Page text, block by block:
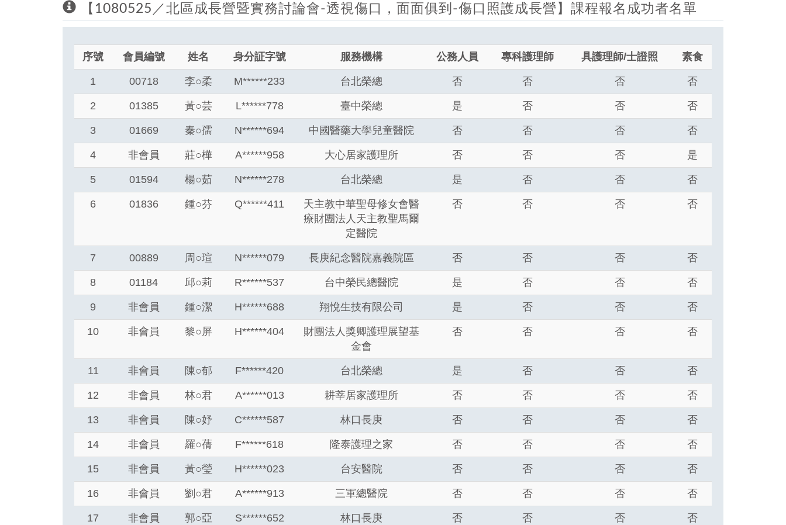
【1080525／北區成長營暨實務討論會-透視傷口，面面俱到-傷口照護成長營】課程報名成功者名單
序號 會員編號 姓名 身分証字號 服務機構 公務人員 專科護理師 具護理師/士證照 素食
1 00718 李○柔 M******233 台北榮總 否 否 否 否
2 01385 黃○芸 L******778 臺中榮總 是 否 否 否
3 01669 秦○孺 N******694 中國醫藥大學兒童醫院 否 否 否 否
4 非會員 莊○樺 A******958 大心居家護理所 否 否 否 是
5 01594 楊○茹 N******278 台北榮總 是 否 否 否
6 01836 鍾○芬 Q******411
天主教中華聖母修女會醫
療財團法人天主教聖馬爾
定醫院
否 否 否 否
7 00889 周 ○瑄 N******079 長庚紀念醫院嘉義院區 否 否 否 否
8 01184 邱○莉 R******537 台中榮民總醫院 是 否 否 否
9 非會員 鍾○潔 H******688 翔悅生技有限公司 是 否 否 否
10 非會員 黎○屏 H******404
財團法人獎卿護理展望基
金會
否 否 否 否
11 非會員 陳○郁 F******420 台北榮總 是 否 否 否
12 非會員 林○君 A******013 耕莘居家護理所 否 否 否 否
13 非會員 陳○妤 C******587 林口長庚 否 否 否 否
14 非會員 羅○蒨 F******618 隆泰護理之家 否 否 否 否
15 非會員 黃○瑩 H******023 台安醫院 否 否 否 否
16 非會員 劉 ○君 A******913 三軍總醫院 否 否 否 否
17 非會員 郭○亞 S******652 林口長庚 否 否 否 否